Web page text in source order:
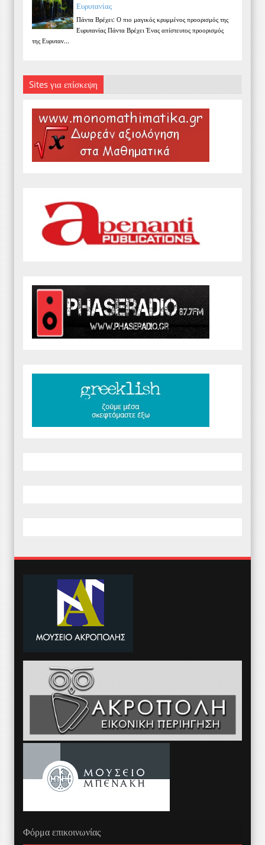
Ευρυτανίας
Πάντα Βρέχει: Ο πιο μαγικός κρυμμένος προορισμός της
Ευρυτανίας Πάντα Βρέχει Ένας απίστευτος προορισμός
της Ευρυταν...
Sites για επίσκεψη
Φόρμα επικοινωνίας